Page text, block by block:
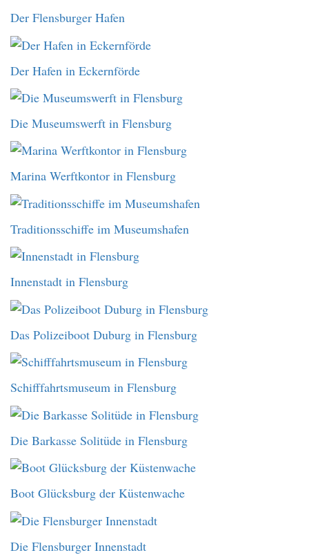
Der Flensburger Hafen
Der Hafen in Eckernförde
Die Museumswerft in Flensburg
Marina Werftkontor in Flensburg
Traditionsschiffe im Museumshafen
Innenstadt in Flensburg
Das Polizeiboot Duburg in Flensburg
Schifffahrtsmuseum in Flensburg
Die Barkasse Solitüde in Flensburg
Boot Glücksburg der Küstenwache
Die Flensburger Innenstadt